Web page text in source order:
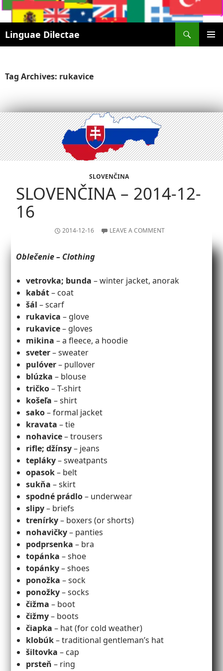
Linguae Dilectae
SKIP
Tag Archives: rukavice
SLOVENČINA
SLOVENČINA – 2014-12-
16
2014-12-16 LEAVE A COMMENT
Oblečenie – Clothing
vetrovka; bunda – winter jacket, anorak
kabát– coat
šál – scarf
rukavica – glove
rukavice– gloves
mikina – a fleece, a hoodie
sveter– sweater
pulóver– pullover
blúzka – blouse
tričko– T-shirt
košeľa – shirt
sako– formal jacket
kravata – tie
nohavice– trousers
rifle; džínsy– jeans
tepláky– sweatpants
opasok– belt
sukňa – skirt
spodné prádlo– underwear
slipy– briefs
trenírky– boxers (or shorts)
nohavičky– panties
podprsenka – bra
topánka – shoe
topánky– shoes
ponožka – sock
ponožky– socks
čižma – boot
čižmy– boots
čiapka – hat (for cold weather)
klobúk– traditional gentleman’s hat
šiltovka – cap
prsteň – ring